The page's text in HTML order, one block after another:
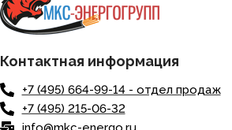
Контактная информация
+7 (495) 664-99-14 - отдел продаж
+7 (495) 215-06-32